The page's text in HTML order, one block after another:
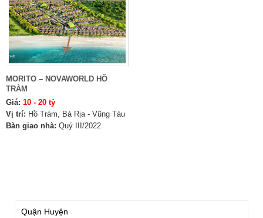
MORITO – NOVAWORLD HỒ
TRÀM
Giá: 10 - 20 tỷ
Vị trí: Hồ Tràm, Bà Rịa - Vũng Tàu
Bàn giao nhà: Quý III/2022